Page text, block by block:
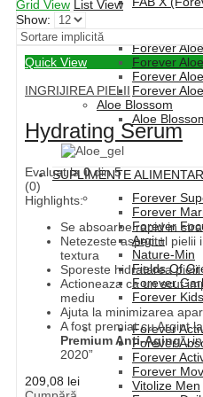
Forever Aloe Vera
Forever
Forever
Forever
Forever
Aloe Blossom
Aloe
SUPLIMENTE
Forever
Forever
Forever
Argi +
Nature-Min
Fields Of
Forever
Forever Kids
Forever
Forever
Forever
Forever
Vitolize Men
Grid View
List View
Show:
Quick View
INGRIJIREA PIELII
Hydrating Serum
Evaluat la 0din 5
(0)
Highlights:
Se absoarbe rapid in
Netezeste aspectul pielii
textura
Sporeste hidratarea pielii
Actioneaza ca un scut
mediu
Ajuta la minimizarea
A fost premiat cu Argint
Premium Anti-Aging”,
2020”
209,08 lei